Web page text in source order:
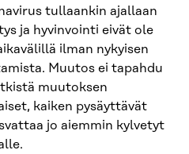
tullaankin ajallaan
ja hyvinvointi eivät ole
ilman nykyisen
Muutos ei tapahdu
muutoksen
kaiken pysäyttävät
jo aiemmin kylvetyt